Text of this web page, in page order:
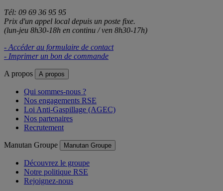
Tél: 09 69 36 95 95
Prix d'un appel local depuis un poste fixe.
(lun-jeu 8h30-18h en continu / ven 8h30-17h)
- Accéder au formulaire de contact
- Imprimer un bon de commande
A propos A propos
Qui sommes-nous ?
Nos engagements RSE
Loi Anti-Gaspillage (AGEC)
Nos partenaires
Recrutement
Manutan Groupe Manutan Groupe
Découvrez le groupe
Notre politique RSE
Rejoignez-nous